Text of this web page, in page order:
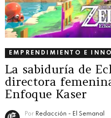
EMPRENDIMIENTO E
La sabiduría de
directora
Enfoque Kaser
Por Redacción - El Semanal